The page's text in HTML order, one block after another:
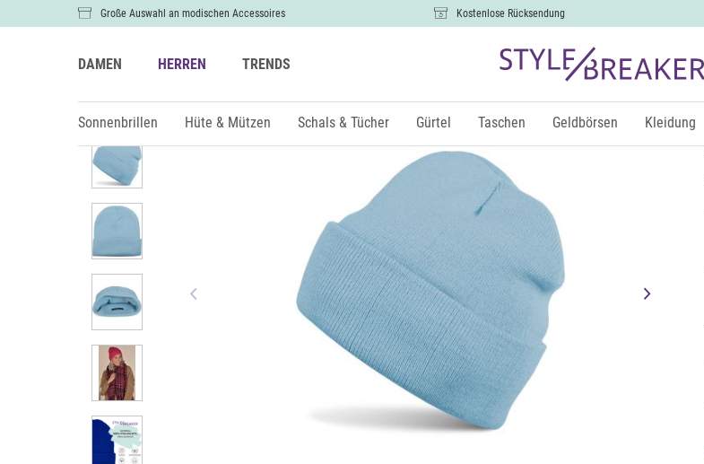
Große Auswahl an modischen Accessoires Kostenlose Rücksendung
DAMEN HERREN TRENDS
Sonnenbrillen Hüte & Mützen Schals & Tücher Gürtel Taschen Geldbörsen Kleidung